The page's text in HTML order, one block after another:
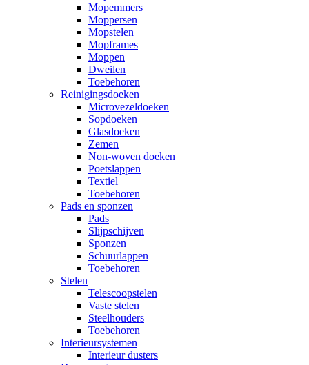
Mopemmers
Moppersen
Mopstelen
Mopframes
Moppen
Dweilen
Toebehoren
Reinigingsdoeken
Microvezeldoeken
Sopdoeken
Glasdoeken
Zemen
Non-woven doeken
Poetslappen
Textiel
Toebehoren
Pads en sponzen
Pads
Slijpschijven
Sponzen
Schuurlappen
Toebehoren
Stelen
Telescoopstelen
Vaste stelen
Steelhouders
Toebehoren
Interieursystemen
Interieur dusters